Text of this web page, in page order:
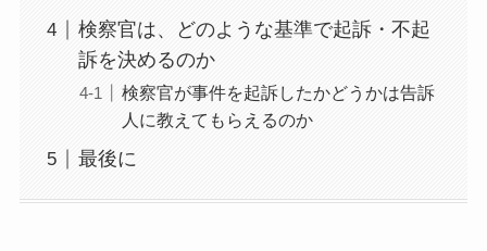
検察官は、どのような基準で起訴・不起
訴を決めるのか
検察官が事件を起訴したかどうかは告訴
人に教えてもらえるのか
最後に